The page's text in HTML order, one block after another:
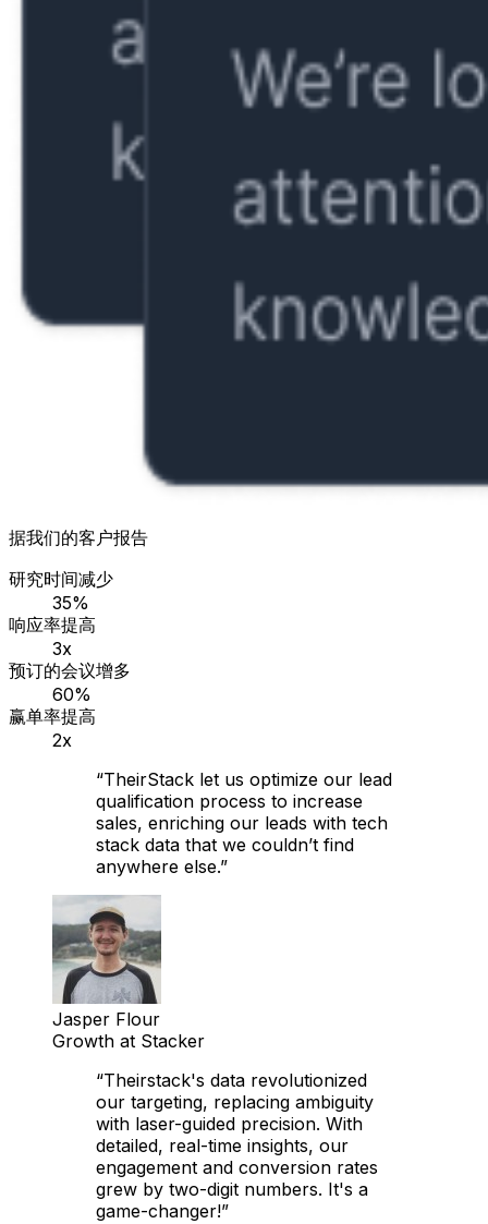
据我们的客户报告
研究时间减少
35%
响应率提高
3x
预订的会议增多
60%
赢单率提高
2x
“TheirStack let us optimize our lead
qualification process to increase
sales, enriching our leads with tech
stack data that we couldn’t find
anywhere else.”
Jasper Flour
Growth at Stacker
“Theirstack's data revolutionized
our targeting, replacing ambiguity
with laser-guided precision. With
detailed, real-time insights, our
engagement and conversion rates
grew by two-digit numbers. It's a
game-changer!”